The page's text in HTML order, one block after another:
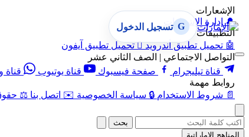
الإشعارات
🔔 إدارة الإشعارات
التطبيقات
🤖 تحميل تطبيق أندرويد  تحميل تطبيق آيفون
التواصل الاجتماعي | الصف الثاني عشر
قناة تيليجرام
صفحة فيسبوك قناة يوتيوب قناة
روابط مهمة
📄 شروط الاستخدام 🔒 سياسة الخصوصية ✉️ اتصل بنا ⚖️
G تسجيل الدخول
بحث
المناهج الإماراتية